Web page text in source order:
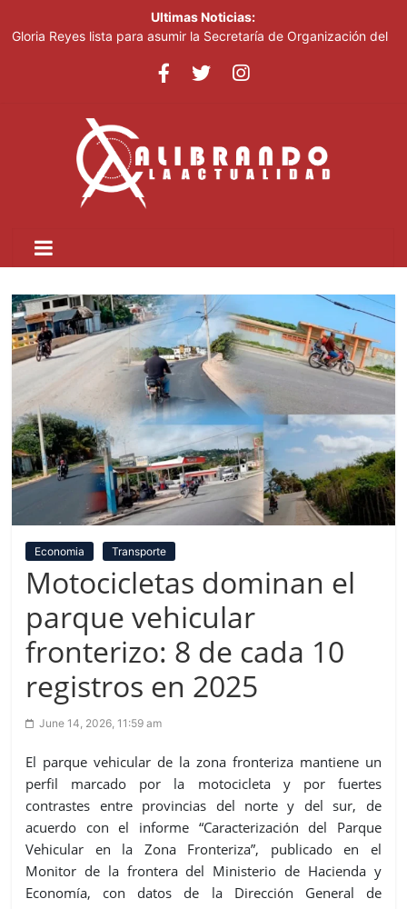
Ultimas Noticias:
Gloria Reyes lista para asumir la Secretaría de Organización del
Efemérides Patrias y el Instituto Duartiano en reunión solemne
Agente de la DIGESETT identifica a mujer reportada como
desaparecida tras encontrarla desorientada
Banreservas obtiene siete galardones en los Effie Awards
República Dominicana 2026
Economia Transporte
Motocicletas dominan el
parque vehicular
fronterizo: 8 de cada 10
registros en 2025
June 14, 2026, 11:59 am
El parque vehicular de la zona fronteriza mantiene un
perfil marcado por la motocicleta y por fuertes
contrastes entre provincias del norte y del sur, de
acuerdo con el informe “Caracterización del Parque
Vehicular en la Zona Fronteriza”, publicado en el
Monitor de la frontera del Ministerio de Hacienda y
Economía, con datos de la Dirección General de